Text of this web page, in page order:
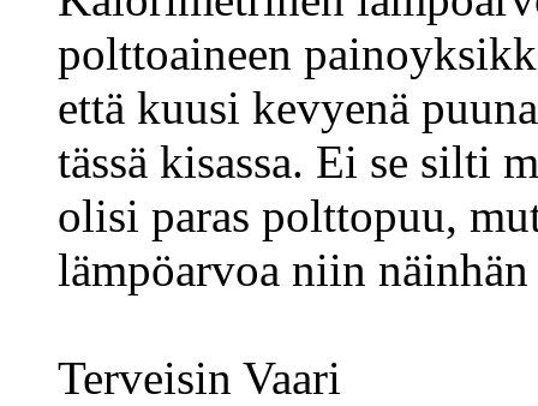
polttoaineen
että kuusi kevyenä
tässä kisassa. Ei se silti
olisi paras polttopuu,
lämpöarvoa niin näinhän
Terveisin Vaari